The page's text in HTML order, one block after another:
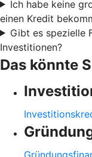
Ich habe keine
einen Kredit
Gibt es spezielle
Investitionen?
Das könnte